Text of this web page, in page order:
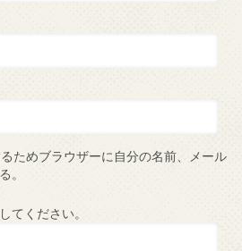
ためブラウザーに自分の名前、メール
。
てください。